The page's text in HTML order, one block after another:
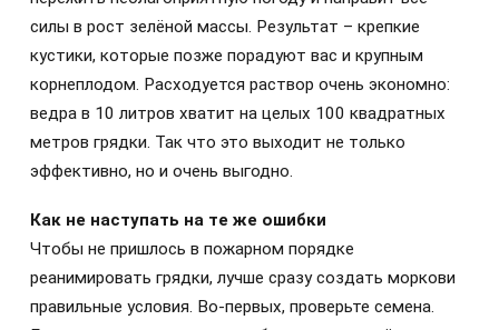
силы в рост зелёной массы. Результат – крепкие
кустики, которые позже порадуют вас и крупным
корнеплодом. Расходуется раствор очень экономно:
ведра в 10 литров хватит на целых 100 квадратных
метров грядки. Так что это выходит не только
эффективно, но и очень выгодно.
Как не наступать на те же ошибки
Чтобы не пришлось в пожарном порядке
реанимировать грядки, лучше сразу создать моркови
правильные условия. Во-первых, проверьте семена.